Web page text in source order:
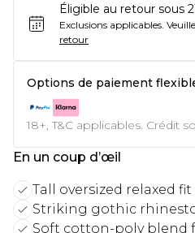
Éligible au retour sous
Exclusions applicables.
retour
Options de paiement
18+, T&C applicables. Crédit
En un coup d’œil
Tall oversized relaxed fit
Striking gothic
Soft cotton-poly blend